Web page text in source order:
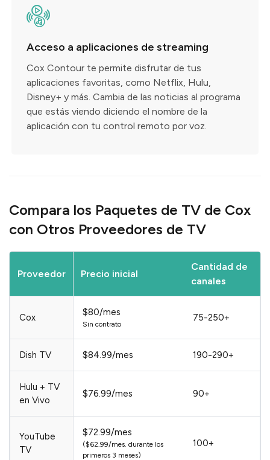
Acceso a aplicaciones de streaming
Cox Contour te permite disfrutar de tus
aplicaciones favoritas, como Netflix, Hulu,
Disney+ y más. Cambia de las noticias al programa
que estás viendo diciendo el nombre de la
aplicación con tu control remoto por voz.
Compara los Paquetes de TV de Cox
con Otros Proveedores de TV
Proveedor Precio inicial
Cantidad de
canales
Cox $80/mes
Sin contrato
75-250+
Dish TV $84.99/mes 190-290+
Hulu + TV
en Vivo
$76.99/mes 90+
YouTube
TV
$72.99/mes
($62.99/mes. durante los
primeros 3 meses)
100+